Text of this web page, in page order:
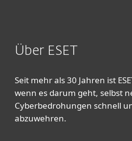
Über ESET
Seit mehr als 30 Jahren ist
wenn es darum geht, selbst
Cyberbedrohungen schnell
abzuwehren.